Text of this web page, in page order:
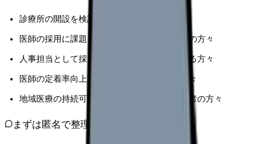
診療所の開設を検討している医師の方々
医師の採用に課題を感じている診療所管理者の方々
人事担当として採用戦略の立案に関わっている方々
医師の定着率向上を目指す診療所運営者の方々
地域医療の持続可能性に関心がある医療関係者の方々
まずは匿名で整理